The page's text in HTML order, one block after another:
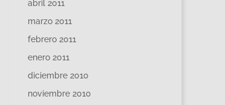
abril 2011
marzo 2011
febrero 2011
enero 2011
diciembre 2010
noviembre 2010